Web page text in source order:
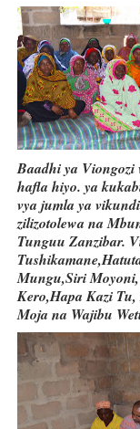
Baadhi ya
hafla hiyo. ya
vya jumla ya
zilizotolewa na
Tunguu Zanzibar.
Mungu,Siri
Kero,Hapa Kazi
Moja na Wajibu